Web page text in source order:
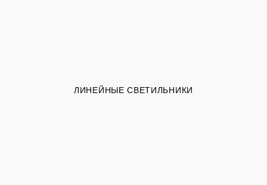
ЛИНЕЙНЫЕ СВЕТИЛЬНИКИ